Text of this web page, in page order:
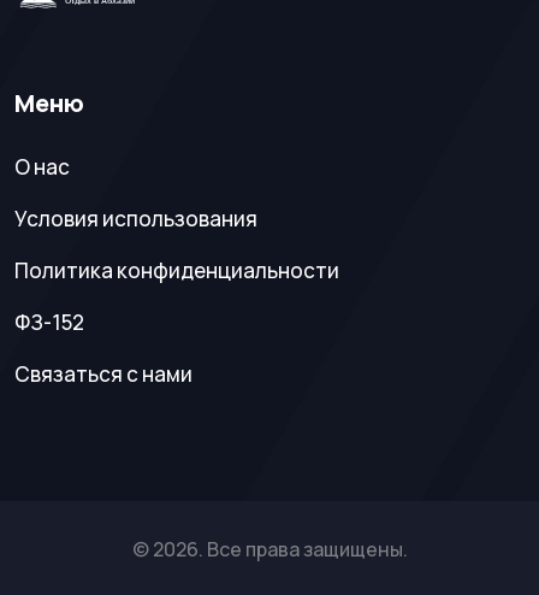
Меню
О нас
Условия использования
Политика конфиденциальности
ФЗ-152
Связаться с нами
© 2026. Все права защищены.